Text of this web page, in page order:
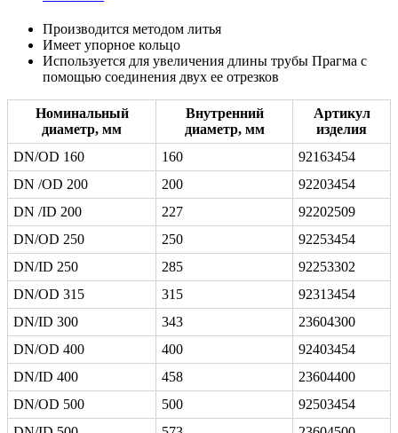
Производится методом литья
Имеет упорное кольцо
Используется для увеличения длины трубы Прагма с
помощью соединения двух ее отрезков
Номинальный
диаметр, мм
Внутренний
диаметр, мм
Артикул
изделия
DN/OD 160
160
92163454
DN /OD 200
200
92203454
DN /ID 200
227
92202509
DN/OD 250
250
92253454
DN/ID 250
285
92253302
DN/OD 315
315
92313454
DN/ID 300
343
23604300
DN/OD 400
400
92403454
DN/ID 400
458
23604400
DN/OD 500
500
92503454